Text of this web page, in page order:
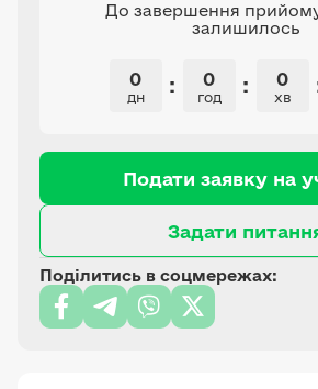
До завершення
залишилось
0
дн : 0
год : 0
хв
Подати заявку на
Задати
Поділитись в соцмережах: